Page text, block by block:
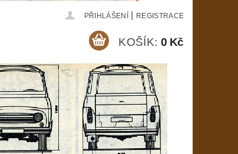
PŘIHLÁŠENÍ REGISTRACE
KOŠÍK: 0 Kč